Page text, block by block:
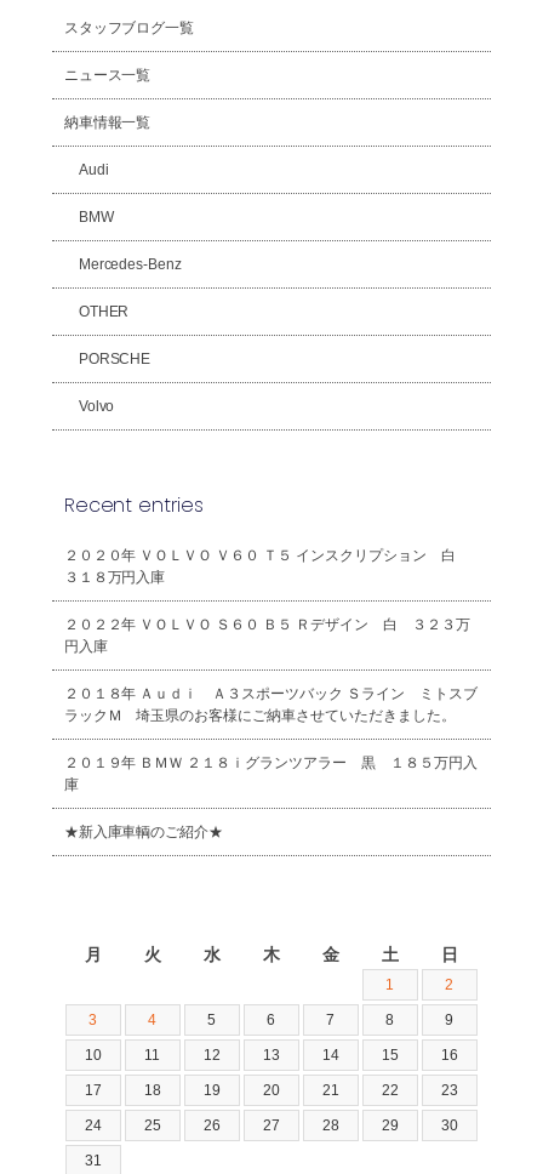
スタッフブログ一覧
ニュース一覧
納車情報一覧
Audi
BMW
Mercedes-Benz
OTHER
PORSCHE
Volvo
Recent entries
２０２０年 ＶＯＬＶＯ Ｖ６０ Ｔ５ インスクリプション 白
３１８万円入庫
２０２２年 ＶＯＬＶＯ Ｓ６０ Ｂ５ Ｒデザイン 白 ３２３万
円入庫
２０１８年 Ａｕｄｉ Ａ３スポーツバック Ｓライン ミトスブ
ラックＭ 埼玉県のお客様にご納車させていただきました。
２０１９年 ＢＭＷ ２１８ｉグランツアラー 黒 １８５万円入
庫
★新入庫車輌のご紹介★
月 火 水 木 金 土 日
1 2
3 4 5 6 7 8 9
10 11 12 13 14 15 16
17 18 19 20 21 22 23
24 25 26 27 28 29 30
31